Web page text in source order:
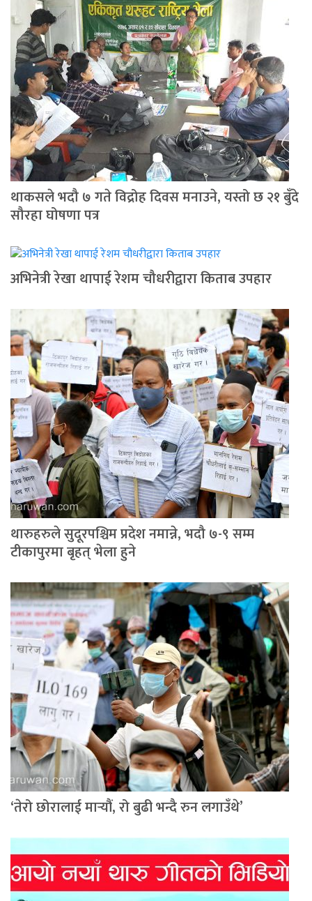
थाकसले भदौ ७ गते विद्रोह दिवस मनाउने, यस्तो छ २१ बुँदे
सौरहा घोषणा पत्र
अभिनेत्री रेखा थापाई रेशम चौधरीद्वारा किताब उपहार
थारुहरुले सुदूरपश्चिम प्रदेश नमान्ने, भदौ ७-९ सम्म
टीकापुरमा बृहत् भेला हुने
‘तेरो छोरालाई मार्‍यौं, रो बुढी भन्दै रुन लगाउँथे’